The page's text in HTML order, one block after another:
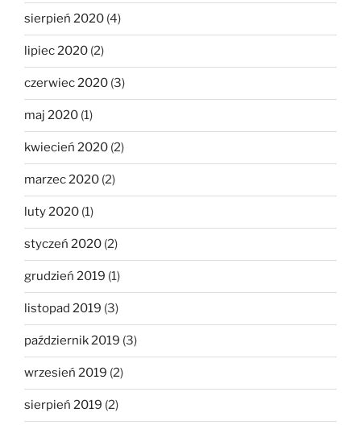
sierpień 2020 (4)
lipiec 2020 (2)
czerwiec 2020 (3)
maj 2020 (1)
kwiecień 2020 (2)
marzec 2020 (2)
luty 2020 (1)
styczeń 2020 (2)
grudzień 2019 (1)
listopad 2019 (3)
październik 2019 (3)
wrzesień 2019 (2)
sierpień 2019 (2)